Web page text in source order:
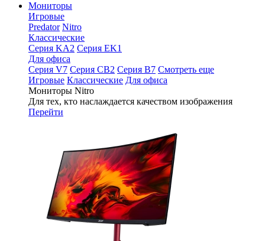
Мониторы
Игровые
Predator Nitro
Классические
Серия KA2 Серия EK1
Для офиса
Серия V7 Серия CB2 Серия B7 Смотреть еще
Игровые Классические Для офиса
Мониторы Nitro
Для тех, кто наслаждается качеством изображения
Перейти